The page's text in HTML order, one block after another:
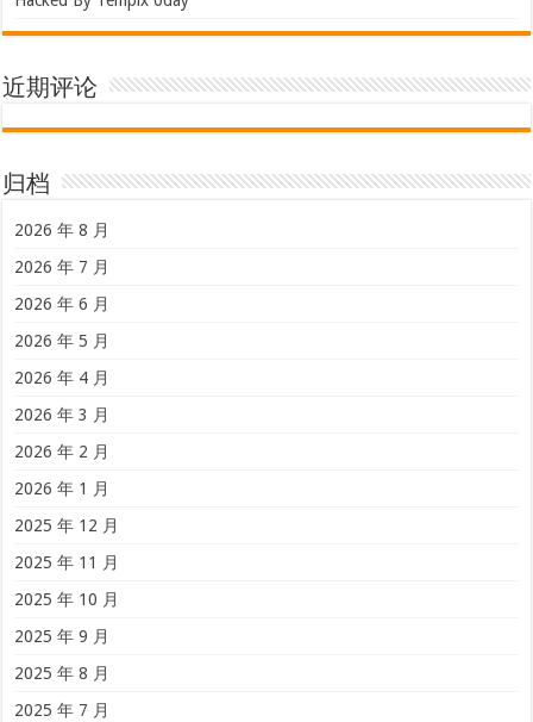
近期评论
归档
2026 年 8 月
2026 年 7 月
2026 年 6 月
2026 年 5 月
2026 年 4 月
2026 年 3 月
2026 年 2 月
2026 年 1 月
2025 年 12 月
2025 年 11 月
2025 年 10 月
2025 年 9 月
2025 年 8 月
2025 年 7 月